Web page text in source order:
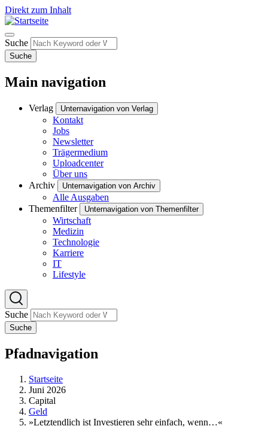
Direkt zum Inhalt
Suche
Suche
Main navigation
Verlag Unternavigation von Verlag
Kontakt
Jobs
Newsletter
Trägermedium
Uploadcenter
Über uns
Archiv
Unternavigation von Archiv
Alle Ausgaben
Themenfilter
Unternavigation von Themenfilter
Wirtschaft
Medizin
Technologie
Karriere
IT
Lifestyle
Suche
Suche
Pfadnavigation
Startseite
Juni 2026
Capital
Geld
»Letztendlich ist Investieren sehr einfach, wenn…«